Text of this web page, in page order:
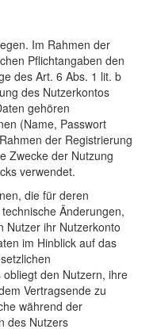
Im Rahmen der
Pflichtangaben den
des Art. 6 Abs. 1 lit. b
des Nutzerkontos
gehören
(Name, Passwort
der Registrierung
Zwecke der Nutzung
verwendet.
die für deren
Änderungen,
Nutzer ihr Nutzerkonto
im Hinblick auf das
den Nutzern, ihre
Vertragsende zu
während der
des Nutzers